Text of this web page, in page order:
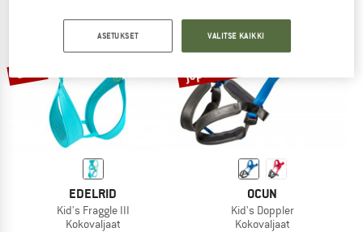
10%
EDELRID
Kid's Fraggle III
Kokovaljaat
jopa 10%
OCUN
Kid's Doppler
Kokovaljaat
ASETUKSET VALITSE KAIKKI